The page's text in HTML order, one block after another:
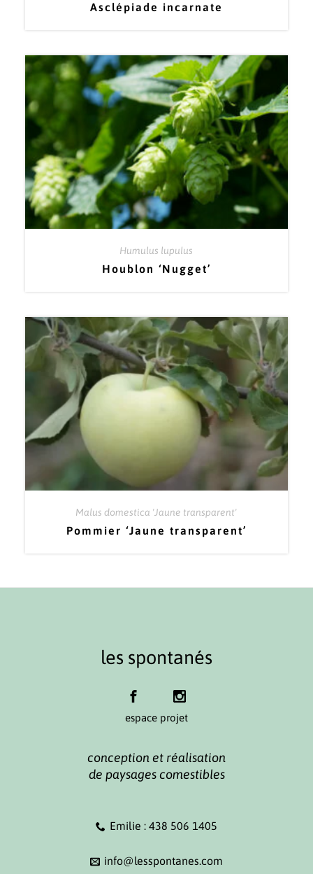
Asclépiade incarnate
Humulus lupulus
Houblon ‘Nugget’
Malus domestica 'Jaune transparent'
Pommier ‘Jaune transparent’
les spontanés
espace projet
conception et réalisation
de paysages comestibles
Emilie : 438 506 1405
info@lesspontanes.com